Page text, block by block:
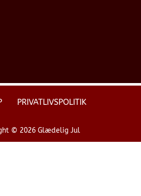
PRIVATLIVSPOLITIK
© 2026 Glædelig Jul